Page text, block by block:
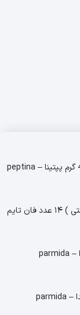
دمنوش مخلوط گیاهی چای ترش ( تندرستی ) ۱۴ عدد فان تایم